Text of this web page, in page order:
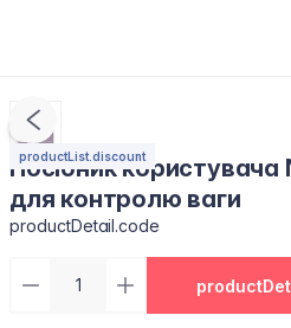
productList.discount
Посібник користувача
для контролю ваги
productDetail.code